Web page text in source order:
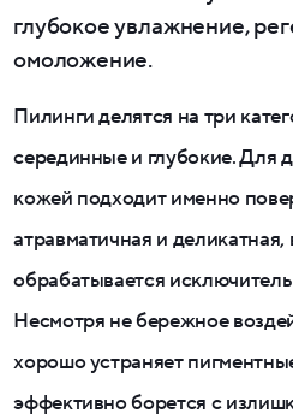
глубокое увлажнение,
омоложение.
Пилинги делятся на три
серединные и глубокие. Для
кожей подходит именно
атравматичная и
обрабатывается
Несмотря не бережное
хорошо устраняет
эффективно борется с